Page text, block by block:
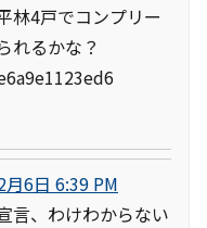
林4戸でコンプリー
れるかな？
6日 6:39 PM
言、わけわからない